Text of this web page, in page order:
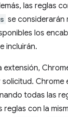
las reglas
se considerarán
los
incluirán.
extensión,
Chrome
todas las
reglas con la